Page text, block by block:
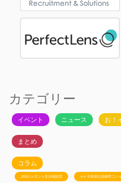
カテゴリー
イベント ニュース お！
まとめ
コラム
JSSのトロント生活相談室 カナダ政府公認移民コン